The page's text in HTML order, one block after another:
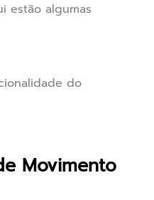
estão algumas
do
Movimento